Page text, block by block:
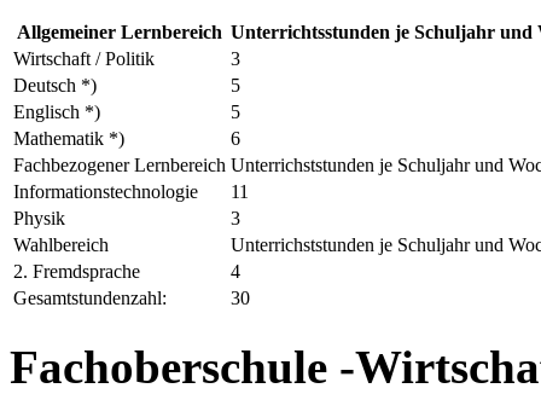
Allgemeiner Lernbereich Unterrichtsstunden je Schuljahr und
Wirtschaft / Politik
3
Deutsch *)
5
Englisch *)
5
Mathematik *)
6
Fachbezogener Lernbereich Unterrichststunden je Schuljahr und
Informationstechnologie
11
Physik
3
Wahlbereich
Unterrichststunden je Schuljahr und
2. Fremdsprache
4
Gesamtstundenzahl:
30
Fachoberschule -